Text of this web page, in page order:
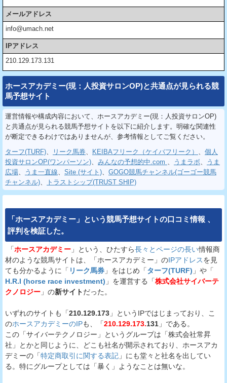
メールアドレス
info@umach.net
IPアドレス
210.129.173.131
ホースアカデミー(現：人投資サロンOP)と共通点が見られる競
馬予想サイト
運営情報や構成内容において、ホースアカデミー(現：人投資サロンOP)
と共通点が見られる競馬予想サイトを以下に紹介します。明確な関連性
が断定できるわけではありませんが、参考情報としてご覧ください。
ターフ(TURF)、 リーク馬券、 KEIBAフリーク（ケイバフリーク） 、 個人
投資サロンOP(ワンパーソン)、 みんなの予想的中.com 、 うまラボ、
うま
広場、 うま一直線、 Site (サイト)、 GOGO競馬チャンネル(ゴーゴー競馬
チャンネル)、 トラストシップ(TRUST SHIP)
「ホースアカデミー 」という競馬予想サイトの口コミ情報 、
評判 を検証した。
「ホースアカデミー 」という、ひたすら長々とページの長い情報商
材のような競馬サイトは、「ホースアカデミー」のIPアドレスを見
ても分かるように「 リーク馬券 」をはじめ「ターフ(TURF) 」や「
H.R.I (horse race investment) 」を運営する「株式会社サイバーテ
クノロジー 」の新サイトだった。
いずれのサイトも「210.129.173 」というIPではじまっており、こ
のホースアカデミーのIPも、「210.129.173.131 」である。
この「サイバーテクノロジー」というグループは「株式会社常昇
社」とかと同じように、どこも社名が開示されており、ホースアカ
デミーの「特定商取引に関する表記 」にも堂々と社名を出してい
る。特にグループとしては「暴く」ようなことは無いな。